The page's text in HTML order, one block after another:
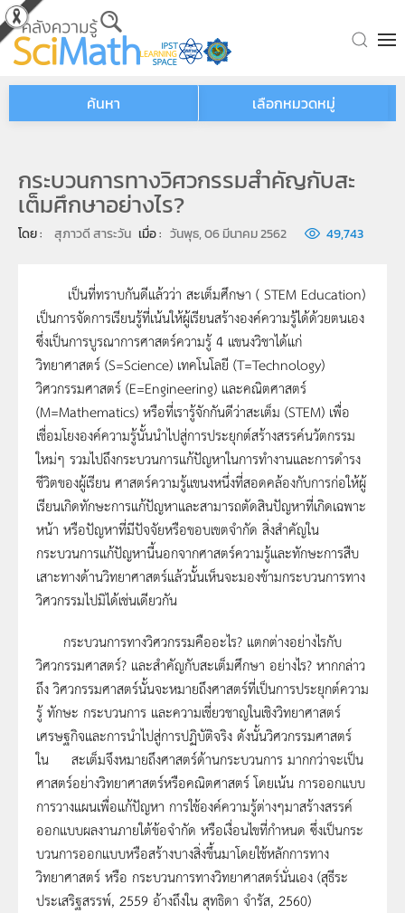
Skip to main content
ค้นหา เลือกหมวดหมู่
กระบวนการทางวิศวกรรมสำคัญกับสะ
เต็มศึกษาอย่างไร?
โดย : สุภาวดี สาระวัน เมื่อ : วันพุธ, 06 มีนาคม 2562 49,743
เป็นที่ทราบกันดีแล้วว่า สะเต็มศึกษา ( STEM Education)
เป็นการจัดการเรียนรู้ที่เน้นให้ผู้เรียนสร้างองค์ความรู้ได้ด้วยตนเอง
ซึ่งเป็นการบูรณาการศาสตร์ความรู้ 4 แขนงวิชาได้แก่
วิทยาศาสตร์ (S=Science) เทคโนโลยี (T=Technology)
วิศวกรรมศาสตร์ (E=Engineering) และคณิตศาสตร์
(M=Mathematics) หรือที่เรารู้จักกันดีว่าสะเต็ม (STEM) เพื่อ
เชื่อมโยงองค์ความรู้นั้นนำไปสู่การประยุกต์สร้างสรรค์นวัตกรรม
ใหม่ๆ รวมไปถึงกระบวนการแก้ปัญหาในการทำงานและการดำรง
ชีวิตของผู้เรียน ศาสตร์ความรู้แขนงหนึ่งที่สอดคล้องกับการก่อให้ผู้
เรียนเกิดทักษะการแก้ปัญหาและสามารถตัดสินปัญหาที่เกิดเฉพาะ
หน้า หรือปัญหาที่มีปัจจัยหรือขอบเขตจำกัด สิ่งสำคัญใน
กระบวนการแก้ปัญหานี้นอกจากศาสตร์ความรู้และทักษะการสืบ
เสาะทางด้านวิทยาศาสตร์แล้วนั้นเห็นจะมองข้ามกระบวนการทาง
วิศวกรรมไปมิได้เช่นเดียวกัน
กระบวนการทางวิศวกรรมคืออะไร? แตกต่างอย่างไรกับ
วิศวกรรมศาสตร์? และสำคัญกับสะเต็มศึกษา อย่างไร? หากกล่าว
ถึง วิศวกรรมศาสตร์นั้นจะหมายถึงศาสตร์ที่เป็นการประยุกต์ความ
รู้ ทักษะ กระบวนการ และความเชี่ยวชาญในเชิงวิทยาศาสตร์
เศรษฐกิจและการนำไปสู่การปฏิบัติจริง ดังนั้นวิศวกรรมศาสตร์
ใน สะเต็มจึงหมายถึงศาสตร์ด้านกระบวนการ มากกว่าจะเป็น
ศาสตร์อย่างวิทยาศาสตร์หรือคณิตศาสตร์ โดยเน้น การออกแบบ
การวางแผนเพื่อแก้ปัญหา การใช้องค์ความรู้ต่างๆมาสร้างสรรค์
ออกแบบผลงานภายใต้ข้อจำกัด หรือเงื่อนไขที่กำหนด ซึ่งเป็นกระ
บวนการออกแบบหรือสร้างบางสิ่งขึ้นมาโดยใช้หลักการทาง
วิทยาศาสตร์ หรือ กระบวนการทางวิทยาศาสตร์นั่นเอง (สุธีระ
ประเสริฐสรรพ์, 2559 อ้างถึงใน สุทธิดา จำรัส, 2560)